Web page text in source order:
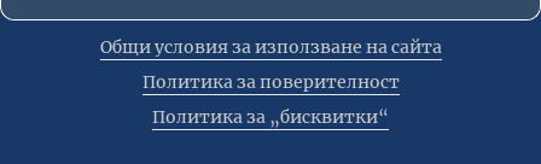
Общи условия за използване на сайта
Политика за поверителност
Политика за „бисквитки“